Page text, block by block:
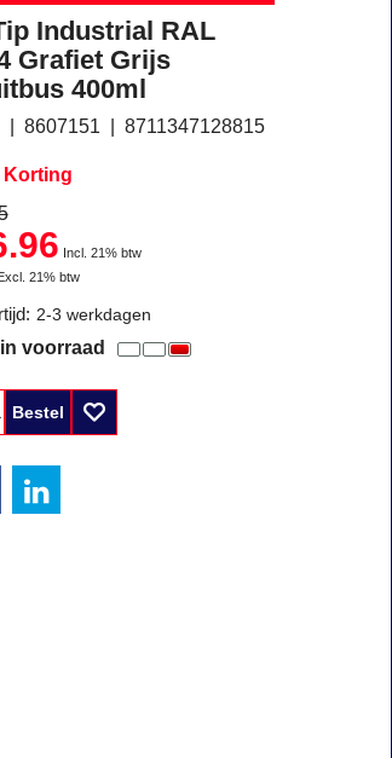
Industrial RAL
Grafiet Grijs
400ml
8607151 8711347128815
Korting
Incl. 21% btw
21% btw
2-3 werkdagen
voorraad
Bestel